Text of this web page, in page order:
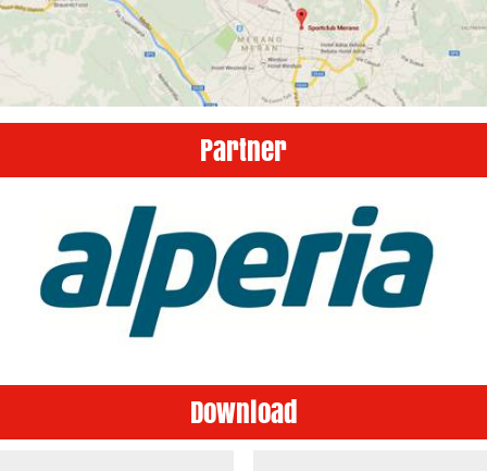
Partner
Download